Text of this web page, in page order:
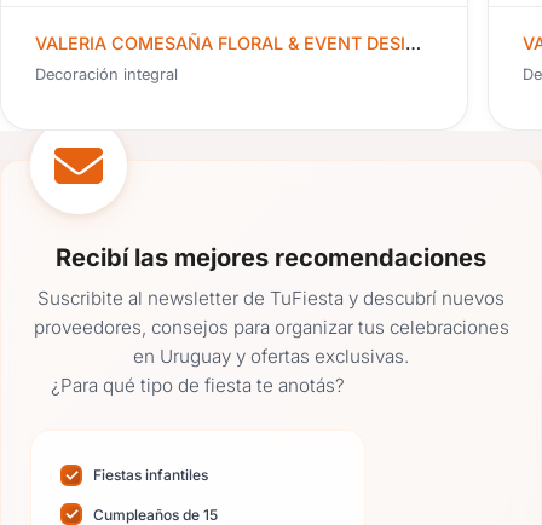
sin perder lo que uno desea. Una guía
nuestra idea, logrando un ambiente
salón. Los detalles de vestir el salón
con los colores elegidos, los centros
de mesa, los ramos de novia, el rincón
Agradecida que Vale acompañó en
todo momento, siempre dispuesta y
preocupada en cada detalle. Gracias
VALERIA COMESAÑA FLORAL & EVENT DESIGNER
Decoración integral
Recibí las mejores recomendaciones
Suscribite al newsletter de TuFiesta y descubrí nuevos
proveedores, consejos para organizar tus celebraciones
en Uruguay y ofertas exclusivas.
¿Para qué tipo de fiesta te anotás?
Fiestas infantiles
Cumpleaños de 15